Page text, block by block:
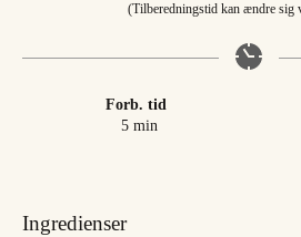
(Tilberedningstid kan ændre
Forb. tid
5minutter
min
Ingredienser